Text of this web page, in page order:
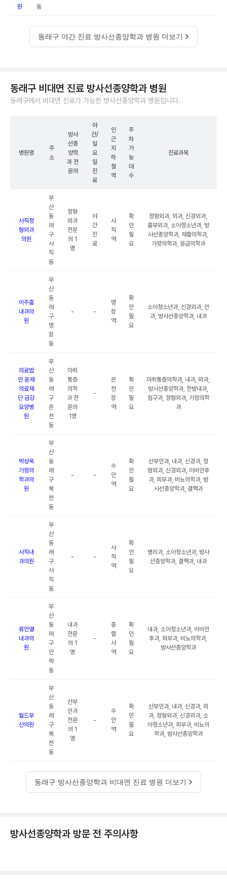
원
동
동래구 야간 진료 방사선종양학과 병원 더보기
동래구 비대면 진료 방사선종양학과 병원
동래구에서 비대면 진료가 가능한 방사선종양학과 병원입니다.
병원명
주
소
방사
선종
양학
과 전
문의
야
간/
일
요
일
진
료
인
근
지
하
철
역
주
차
가
능
대
수
진료과목
사직정
형외과
의원
부
산
동
래
구
사
직
동
정형
외과
전문
의 1
명
야
간
진
료
사
직
역
확
인
필
요
정형외과, 외과, 신경외과,
흉부외과, 소아청소년과, 방
사선종양학과, 재활의학과,
가정의학과, 응급의학과
이주홍
내과의
원
부
산
동
래
구
명
장
동
- -
명
장
역
확
인
필
요
소아청소년과, 신경외과, 안
과, 방사선종양학과, 내과
의료법
인 윤재
의료재
단 금강
요양병
원
부
산
동
래
구
온
천
동
마취
통증
의학
과 전
문의
1명
-
온
천
장
역
확
인
필
요
마취통증의학과, 내과, 외과,
방사선종양학과, 한방내과,
침구과, 정형외과, 가정의학
과
박상욱
가정의
학과의
원
부
산
동
래
구
복
천
동
- -
수
안
역
확
인
필
요
산부인과, 내과, 신경과, 정
형외과, 신경외과, 이비인후
과, 피부과, 비뇨의학과, 방
사선종양학과, 결핵과
사직내
과의원
부
산
동
래
구
사
직
동
- -
사
직
역
확
인
필
요
병리과, 소아청소년과, 방사
선종양학과, 결핵과, 내과
류인열
내과의
원
부
산
동
래
구
안
락
동
내과
전문
의 1
명
-
충
렬
사
역
확
인
필
요
내과, 소아청소년과, 이비인
후과, 피부과, 비뇨의학과,
방사선종양학과
월드부
산의원
부
산
동
래
구
복
천
동
산부
인과
전문
의 1
명
-
수
안
역
확
인
필
요
산부인과, 내과, 신경과, 외
과, 정형외과, 신경외과, 소
아청소년과, 피부과, 비뇨의
학과, 방사선종양학과
동래구 방사선종양학과 비대면 진료 병원 더보기
방사선종양학과 방문 전 주의사항